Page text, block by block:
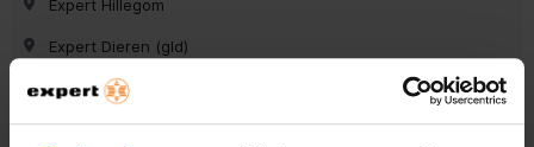
Expert Hillegom
Expert Dieren (gld)
Expert Oss
Expert Surhuisterveen